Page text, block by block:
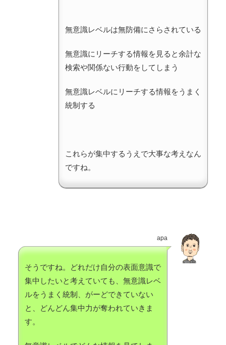
無意識レベルは無防備にさらされている
無意識にリーチする情報を見ると余計な
検索や関係ない行動をしてしまう
無意識レベルにリーチする情報をうまく
統制する
これらが集中するうえで大事な考えなん
ですね。
apa
そうですね。どれだけ自分の表面意識で
集中したいと考えていても、無意識レベ
ルをうまく統制、がーどできていない
と、どんどん集中力が奪われていきま
す。